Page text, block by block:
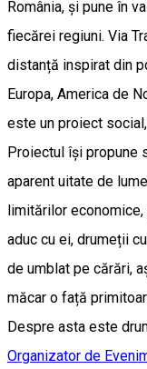
România, și pune în
fiecărei regiuni. Via
distanță inspirat din
Europa, America de
este un proiect
Proiectul își propune
aparent uitate de
limitărilor
aduc cu ei, drumeții
de umblat pe cărări,
măcar o față
Despre asta este
Organizator de